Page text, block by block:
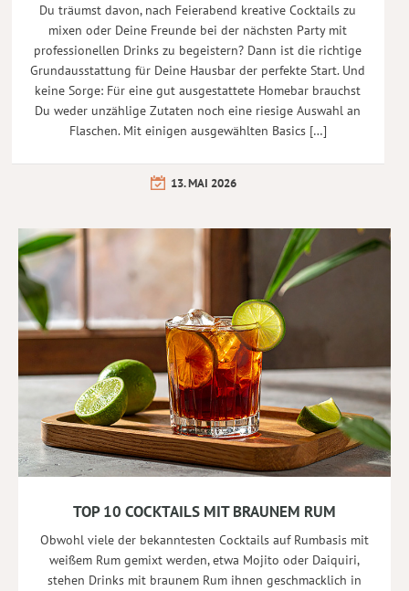
Du träumst davon, nach Feierabend kreative Cocktails zu
mixen oder Deine Freunde bei der nächsten Party mit
professionellen Drinks zu begeistern? Dann ist die richtige
Grundausstattung für Deine Hausbar der perfekte Start. Und
keine Sorge: Für eine gut ausgestattete Homebar brauchst
Du weder unzählige Zutaten noch eine riesige Auswahl an
Flaschen. Mit einigen ausgewählten Basics […]
13. MAI 2026
TOP 10 COCKTAILS MIT BRAUNEM RUM
Obwohl viele der bekanntesten Cocktails auf Rumbasis mit
weißem Rum gemixt werden, etwa Mojito oder Daiquiri,
stehen Drinks mit braunem Rum ihnen geschmacklich in